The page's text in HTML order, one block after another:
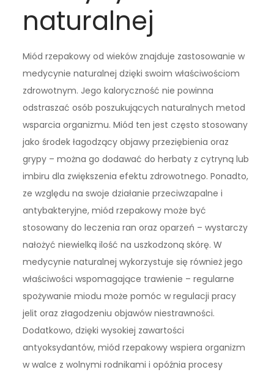
naturalnej
Miód rzepakowy od wieków znajduje zastosowanie w
medycynie naturalnej dzięki swoim właściwościom
zdrowotnym. Jego kaloryczność nie powinna
odstraszać osób poszukujących naturalnych metod
wsparcia organizmu. Miód ten jest często stosowany
jako środek łagodzący objawy przeziębienia oraz
grypy – można go dodawać do herbaty z cytryną lub
imbiru dla zwiększenia efektu zdrowotnego. Ponadto,
ze względu na swoje działanie przeciwzapalne i
antybakteryjne, miód rzepakowy może być
stosowany do leczenia ran oraz oparzeń – wystarczy
nałożyć niewielką ilość na uszkodzoną skórę. W
medycynie naturalnej wykorzystuje się również jego
właściwości wspomagające trawienie – regularne
spożywanie miodu może pomóc w regulacji pracy
jelit oraz złagodzeniu objawów niestrawności.
Dodatkowo, dzięki wysokiej zawartości
antyoksydantów, miód rzepakowy wspiera organizm
w walce z wolnymi rodnikami i opóźnia procesy